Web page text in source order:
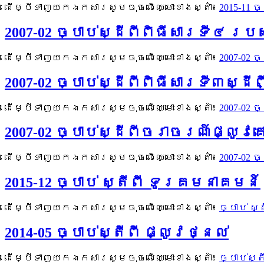
ដើម្បីទាញយកឯកសារសូមចុចលើឈ្មោះខាងស្តាំ៖ 2015-
2007-02 ច្បាប់ស្ដីពីពិធីសារទី៤
ដើម្បីទាញយកឯកសារសូមចុចលើឈ្មោះខាងស្តាំ៖ 2007-
2007-02 ច្បាប់ស្ដីពីពិធីសារទី៣ស្
ដើម្បីទាញយកឯកសារសូមចុចលើឈ្មោះខាងស្តាំ៖ 2007-
2007-02 ច្បាប់ស្ដីពីចរាចរណ៍ផ្លូវគ
ដើម្បីទាញយកឯកសារសូមចុចលើឈ្មោះខាងស្តាំ៖ 2007-
2015-12 ច្បាប់ ស្តីពី ទូរគមនាគមន៍
ដើម្បីទាញយកឯកសារសូមចុចលើឈ្មោះខាងស្តាំ៖ ច្បាប់
2014-05 ច្បាប់ស្តីពី ផ្លូវថ្នល់
ដើម្បីទាញយកឯកសារសូមចុចលើឈ្មោះខាងស្តាំ៖ ច្បាប់